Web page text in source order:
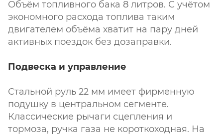
Объём топливного бака 8 литров. С учётом
экономного расхода топлива таким
двигателем объёма хватит на пару дней
активных поездок без дозаправки.
Подвеска и управление
Стальной руль 22 мм имеет фирменную
подушку в центральном сегменте.
Классические рычаги сцепления и
тормоза, ручка газа не короткоходная. На